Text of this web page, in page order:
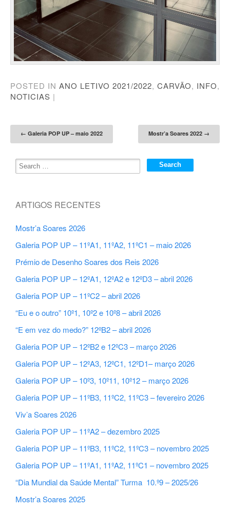
POSTED IN ANO LETIVO 2021/2022, CARVÃO, INFO,
NOTICIAS |
Post navigation
← Galeria POP UP – maio 2022 Mostr’a Soares 2022 →
ARTIGOS RECENTES
Mostr’a Soares 2026
Galeria POP UP – 11ºA1, 11ºA2, 11ºC1 – maio 2026
Prémio de Desenho Soares dos Reis 2026
Galeria POP UP – 12ºA1, 12ºA2 e 12ºD3 – abril 2026
Galeria POP UP – 11ºC2 – abril 2026
“Eu e o outro” 10º1, 10º2 e 10º8 – abril 2026
“E em vez do medo?” 12ºB2 – abril 2026
Galeria POP UP – 12ºB2 e 12ºC3 – março 2026
Galeria POP UP – 12ºA3, 12ºC1, 12ºD1– março 2026
Galeria POP UP – 10º3, 10º11, 10º12 – março 2026
Galeria POP UP – 11ºB3, 11ºC2, 11ºC3 – fevereiro 2026
Viv’a Soares 2026
Galeria POP UP – 11ºA2 – dezembro 2025
Galeria POP UP – 11ºB3, 11ºC2, 11ºC3 – novembro 2025
Galeria POP UP – 11ºA1, 11ºA2, 11ºC1 – novembro 2025
“Dia Mundial da Saúde Mental” Turma 10.º9 – 2025/26
Mostr’a Soares 2025